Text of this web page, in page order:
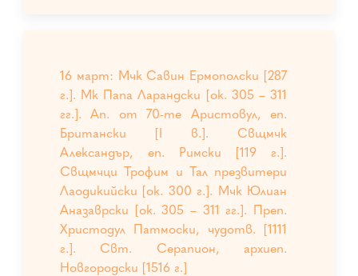
16 март: Мчк Савин Ермополски [287
г.]. Мк Папа Ларандски [ок. 305 – 311
гг.]. Ап. от 70-те Аристовул, еп.
Британски [I в.]. Свщмчк
Александър, еп. Римски [119 г.].
Свщмчци Трофим и Тал презвитери
Лаодикийски [ок. 300 г.]. Мчк Юлиан
Аназаврски [ок. 305 – 311 гг.]. Преп.
Христодул Патмоски, чудотв. [1111
г.]. Свт. Серапион, архиеп.
Новгородски [1516 г.]